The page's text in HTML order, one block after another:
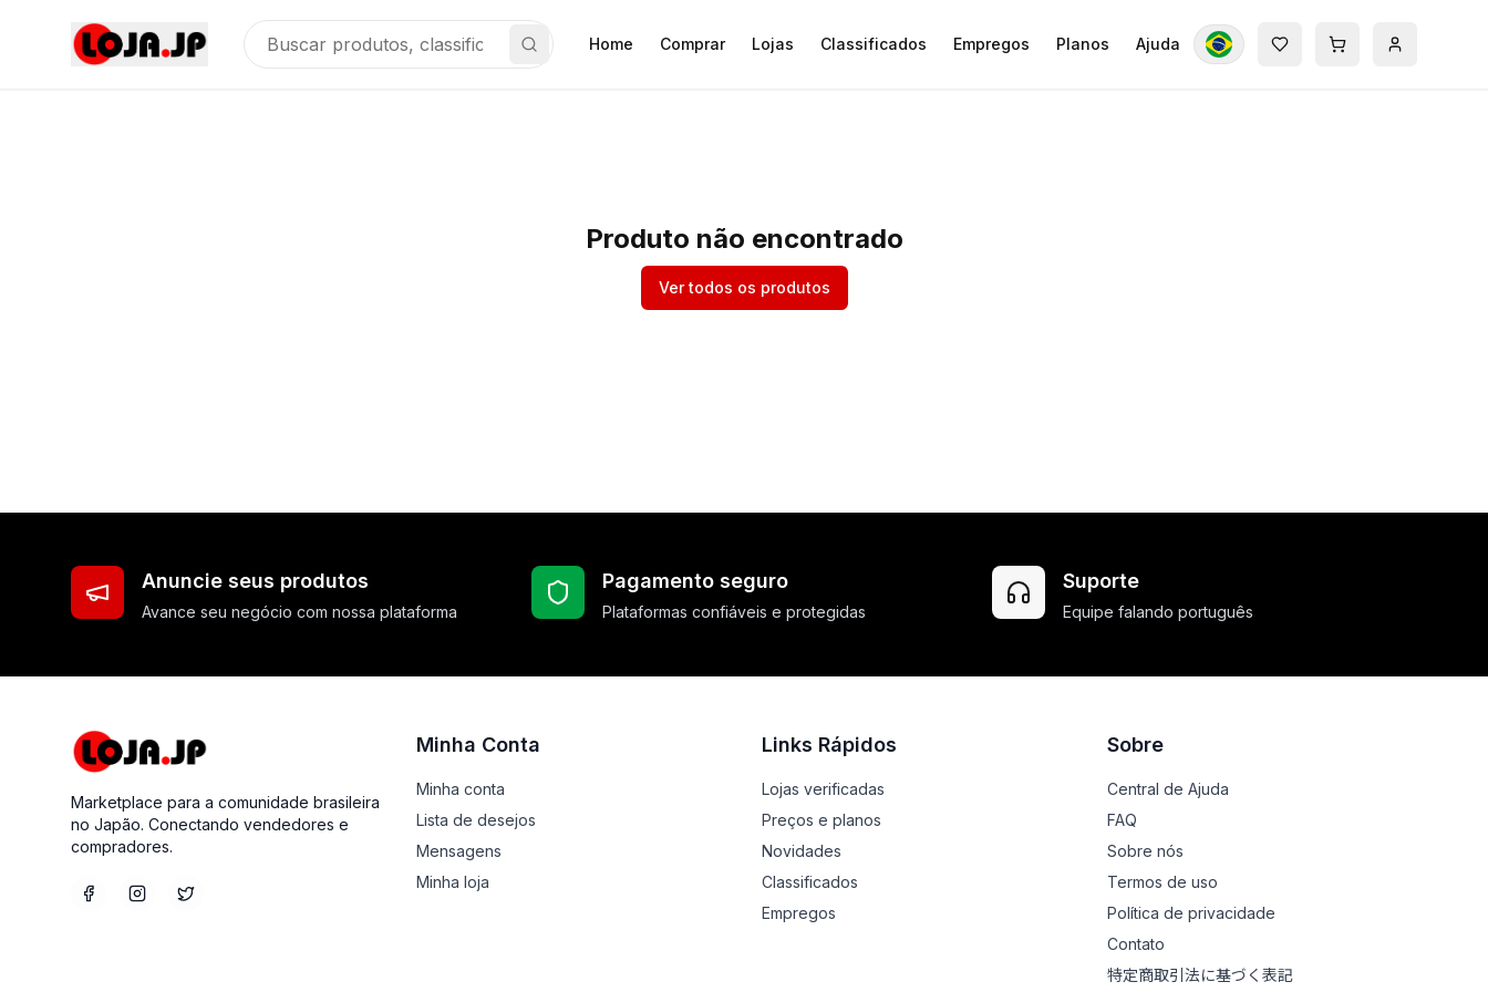
Home Comprar Lojas Classificados Empregos Planos Ajuda
Produto não encontrado
Ver todos os produtos
Anuncie seus produtos
Avance seu negócio com nossa plataforma
Pagamento seguro
Plataformas confiáveis e protegidas
Suporte
Equipe falando português
Marketplace para a comunidade brasileira
no Japão. Conectando vendedores e
compradores.
Minha Conta
Minha conta
Lista de desejos
Mensagens
Minha loja
Links Rápidos
Lojas verificadas
Preços e planos
Novidades
Classificados
Empregos
Sobre
Central de Ajuda
FAQ
Sobre nós
Termos de uso
Política de privacidade
Contato
特定商取引法に基づく表記